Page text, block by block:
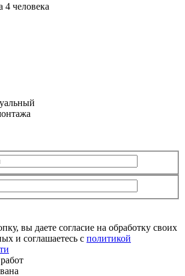
человека
вы даете согласие на обработку своих
и соглашаетесь с политикой